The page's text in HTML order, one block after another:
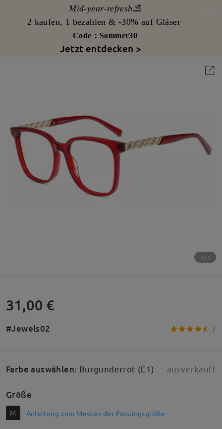
Mid-year-refresh⛱️
2 kaufen, 1 bezahlen & -30% auf Gläser
Code：Sommer30
Jetzt entdecken >
1/7
31,00 €
#Jewels02 7
Farbe auswählen: Burgunderrot (C1) ausverkauft
Größe
M Anleitung zum Messen der Fassungsgröße